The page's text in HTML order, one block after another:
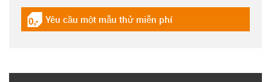
igus-icon-gratismuster
Yêu cầu một mẫu thử miễn phí